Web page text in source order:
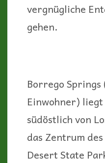
vergnügliche
gehen.
Borrego
Einwohner)
südöstlich von
das Zentrum
Desert State